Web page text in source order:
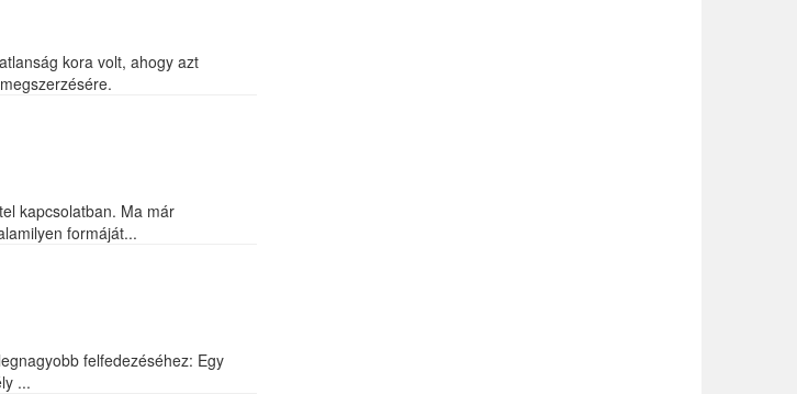
kora volt, ahogy azt
kapcsolatban. Ma már
formáját...
felfedezéséhez: Egy
...